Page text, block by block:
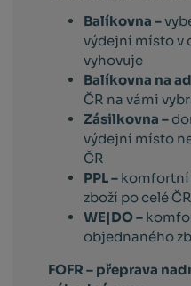
Balíkovna –
výdejní místo v
vyhovuje
Balíkovna na
ČR na vámi
Zásilkovna –
výdejní místo
ČR
PPL – komfortní
zboží po celé ČR
WE|DO –
objednaného
FOFR – přeprava